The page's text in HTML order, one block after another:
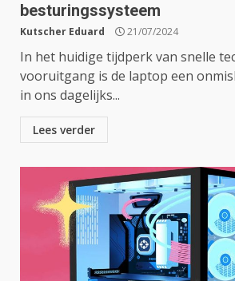
besturingssysteem
Kutscher Eduard 21/07/2024
In het huidige tijdperk van snelle
vooruitgang is de laptop een
in ons dagelijks...
Lees verder